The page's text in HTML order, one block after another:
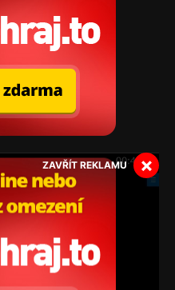
ZAVŘÍT REKLAMU ×